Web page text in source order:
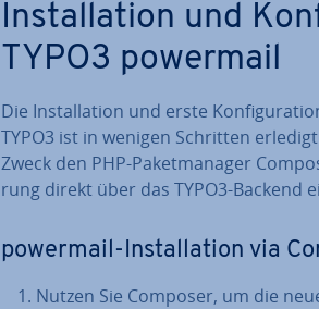
In­stal­la­ti­on und
TYPO3 powermail
Die In­stal­la­ti­on und erste
TYPO3 ist in wenigen Schritten
Zweck den PHP-Pa­ket­ma­na­ger
rung direkt über das TYPO3-Backend
powermail-In­stal­la­ti­on via
Nutzen Sie Composer, um die